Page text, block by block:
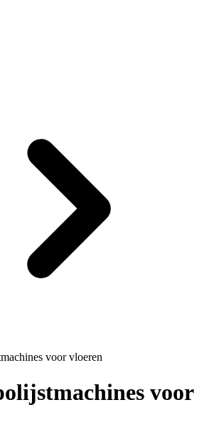
voor vloeren
voor